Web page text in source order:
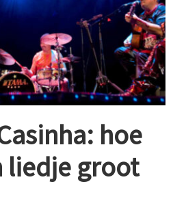
hoe
liedje groot